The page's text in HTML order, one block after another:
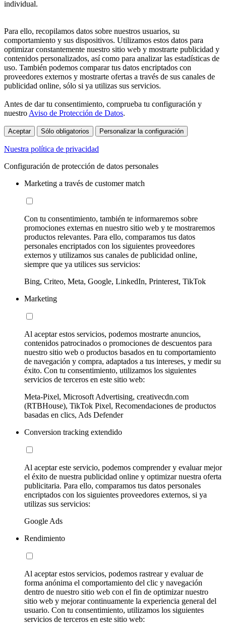
individual.
Para ello, recopilamos datos sobre nuestros usuarios, su
comportamiento y sus dispositivos. Utilizamos estos datos para
optimizar constantemente nuestro sitio web y mostrarte publicidad y
contenidos personalizados, así como para analizar las estadísticas de
uso. También podemos comparar tus datos encriptados con
proveedores externos y mostrarte ofertas a través de sus canales de
publicidad online, sólo si ya utilizas sus servicios.
Antes de dar tu consentimiento, comprueba tu configuración y
nuestro Aviso de Protección de Datos.
Aceptar Sólo obligatorios Personalizar la configuración
Nuestra política de privacidad
Configuración de protección de datos personales
Marketing a través de customer match
Con tu consentimiento, también te informaremos sobre
promociones externas en nuestro sitio web y te mostraremos
productos relevantes. Para ello, comparamos tus datos
personales encriptados con los siguientes proveedores
externos y utilizamos sus canales de publicidad online,
siempre que ya utilices sus servicios:
Bing, Criteo, Meta, Google, LinkedIn, Printerest, TikTok
Marketing
Al aceptar estos servicios, podemos mostrarte anuncios,
contenidos patrocinados o promociones de descuentos para
nuestro sitio web o productos basados en tu comportamiento
de navegación y compra, adaptados a tus intereses, y medir su
éxito. Con tu consentimiento, utilizamos los siguientes
servicios de terceros en este sitio web:
Meta-Pixel, Microsoft Advertising, creativecdn.com
(RTBHouse), TikTok Pixel, Recomendaciones de productos
basadas en clics, Ads Defender
Conversion tracking extendido
Al aceptar este servicio, podemos comprender y evaluar mejor
el éxito de nuestra publicidad online y optimizar nuestra oferta
publicitaria. Para ello, comparamos tus datos personales
encriptados con los siguientes proveedores externos, si ya
utilizas sus servicios:
Google Ads
Rendimiento
Al aceptar estos servicios, podemos rastrear y evaluar de
forma anónima el comportamiento del clic y navegación
dentro de nuestro sitio web con el fin de optimizar nuestro
sitio web y mejorar continuamente la experiencia general del
usuario. Con tu consentimiento, utilizamos los siguientes
servicios de terceros en este sitio web: